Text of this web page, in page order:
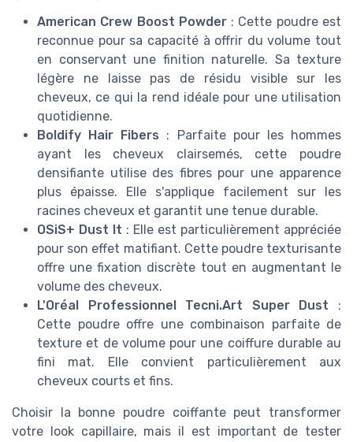
American Crew Boost Powder: Cette poudre est
reconnue pour sa capacité à offrir du volume tout
en conservant une finition naturelle. Sa texture
légère ne laisse pas de résidu visible sur les
cheveux, ce qui la rend idéale pour une utilisation
quotidienne.
Boldify Hair Fibers : Parfaite pour les hommes
ayant les cheveux clairsemés, cette poudre
densifiante utilise des fibres pour une apparence
plus épaisse. Elle s'applique facilement sur les
racines cheveux et garantit une tenue durable.
OSiS+ Dust It : Elle est particulièrement appréciée
pour son effet matifiant. Cette poudre texturisante
offre une fixation discrète tout en augmentant le
volume des cheveux.
L'Oréal Professionnel Tecni.Art Super Dust :
Cette poudre offre une combinaison parfaite de
texture et de volume pour une coiffure durable au
fini mat. Elle convient particulièrement aux
cheveux courts et fins.
Choisir la bonne poudre coiffante peut transformer
votre look capillaire, mais il est important de tester